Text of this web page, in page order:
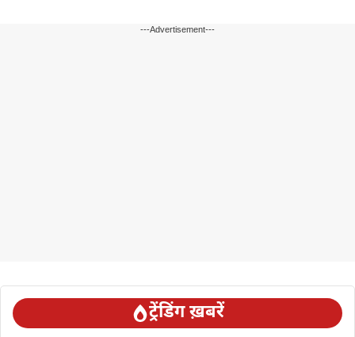
---Advertisement---
ट्रेंडिंग ख़बरें